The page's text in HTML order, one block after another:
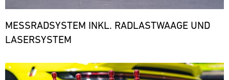
MESSRADSYSTEM INKL. RADLASTWAAGE UND
LASERSYSTEM
Bild